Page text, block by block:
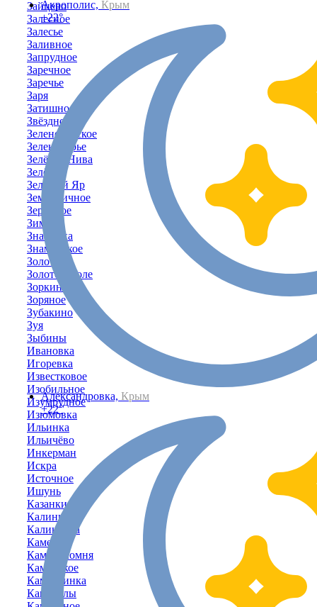
Акрополис, Крым
+22°
Александровка, Крым
+22°
Зайцево
Залесное
Залесье
Заливное
Запрудное
Заречное
Заречье
Заря
Затишное
Звёздное
Зеленогорское
Зеленогорье
Зелёная Нива
Зелёное
Зелёный Яр
Земляничное
Зерновое
Зимино
Знаменка
Знаменское
Золотое
Золотое Поле
Зоркино
Зоряное
Зубакино
Зуя
Зыбины
Ивановка
Игоревка
Известковое
Изобильное
Изумрудное
Изюмовка
Ильинка
Ильичёво
Инкерман
Искра
Источное
Ишунь
Казанки
Калинино
Калиновка
Каменка
Каменоломня
Каменское
Камышинка
Камышлы